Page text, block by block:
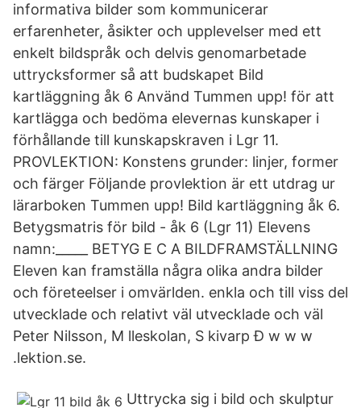
informativa bilder som kommunicerar
erfarenheter, åsikter och upplevelser med ett
enkelt bildspråk och delvis genomarbetade
uttrycksformer så att budskapet Bild
kartläggning åk 6 Använd Tummen upp! för att
kartlägga och bedöma elevernas kunskaper i
förhållande till kunskapskraven i Lgr 11.
PROVLEKTION: Konstens grunder: linjer, former
och färger Följande provlektion är ett utdrag ur
lärarboken Tummen upp! Bild kartläggning åk 6.
Betygsmatris för bild - åk 6 (Lgr 11) Elevens
namn:_____ BETYG E C A BILDFRAMSTÄLLNING
Eleven kan framställa några olika andra bilder
och företeelser i omvärlden. enkla och till viss del
utvecklade och relativt väl utvecklade och väl
Peter Nilsson, M lleskolan, S kivarp Ð w w w
.lektion.se.
Uttrycka sig i bild och skulptur